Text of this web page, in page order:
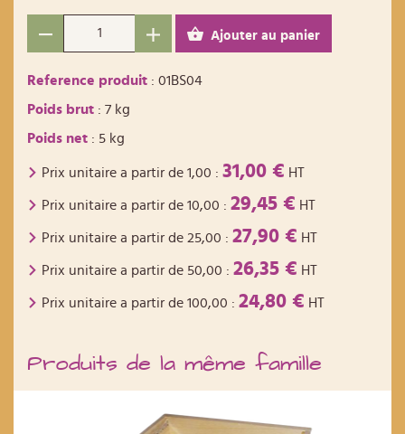
Ajouter au panier
Reference produit : 01BS04
Poids brut : 7 kg
Poids net : 5 kg
Prix unitaire a partir de 1,00 : 31,00 € HT
Prix unitaire a partir de 10,00 : 29,45 € HT
Prix unitaire a partir de 25,00 : 27,90 € HT
Prix unitaire a partir de 50,00 : 26,35 € HT
Prix unitaire a partir de 100,00 : 24,80 € HT
Produits de la même famille